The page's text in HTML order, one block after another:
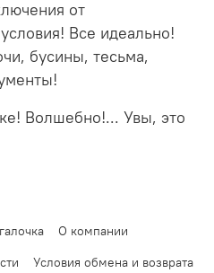
от
Все идеально!
бусины, тесьма,
Волшебно!... Увы, это
О компании
Условия обмена и возврата